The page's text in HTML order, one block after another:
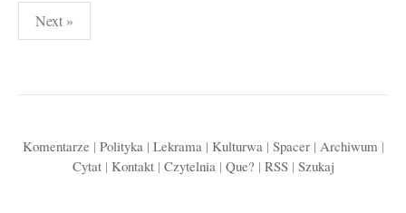
Stronicowanie
wpisów
Next »
Komentarze | Polityka| Lekrama| Kulturwa| Spacer| Archiwum |
Cytat| Kontakt| Czytelnia| Que? | RSS| Szukaj